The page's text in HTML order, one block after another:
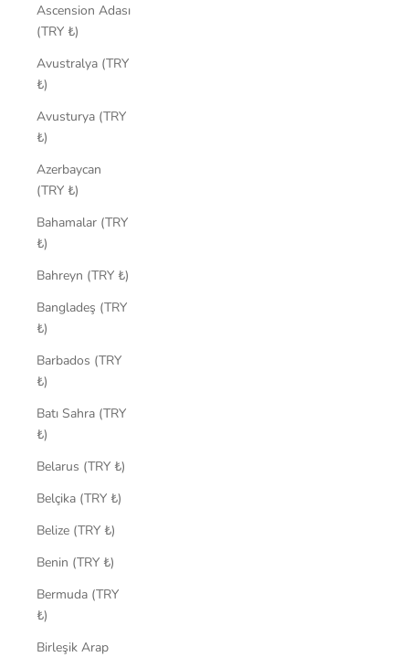
Ascension Adası
(TRY ₺)
Avustralya (TRY
₺)
Avusturya (TRY
₺)
Azerbaycan
(TRY ₺)
Bahamalar (TRY
₺)
Bahreyn (TRY ₺)
Bangladeş (TRY
₺)
Barbados (TRY
₺)
Batı Sahra (TRY
₺)
Belarus (TRY ₺)
Belçika (TRY ₺)
Belize (TRY ₺)
Benin (TRY ₺)
Bermuda (TRY
₺)
Birleşik Arap